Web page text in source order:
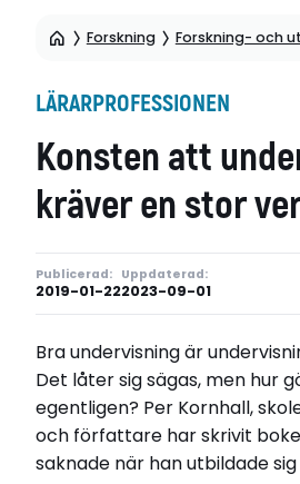
Forskning Forskning- och
LÄRARPROFESSIONEN
Konsten att
kräver en stor
Publicerad:
2019-01-22
Uppdaterad:
2023-09-01
Bra undervisning är
Det låter sig sägas, men hur
egentligen? Per Kornhall,
och författare har skrivit
saknade när han utbildade